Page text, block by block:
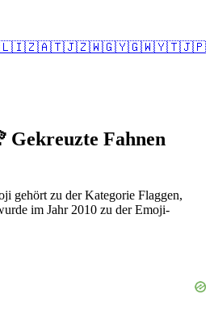
🇱🇮🇿🇦🇹🇯🇿🇼🇬🇾🇬🇼🇾🇹🇯🇵
Gekreuzte Fahnen
gehört zu der Kategorie Flaggen,
im Jahr 2010 zu der Emoji-